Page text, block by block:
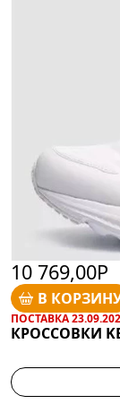
10 769,00Р
В
ПОСТАВКА
КРОССОВКИ